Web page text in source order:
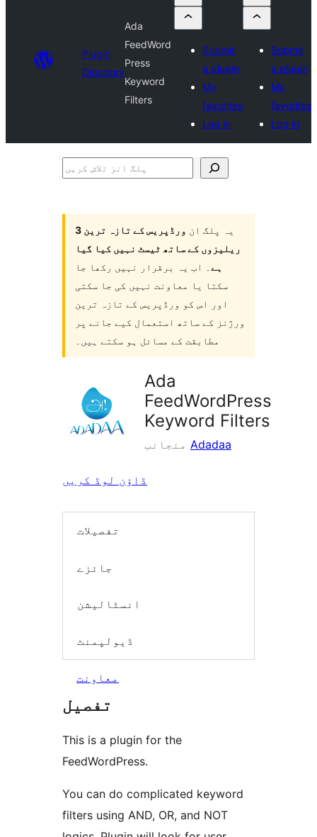
Plugin
Directory
Ada
FeedWord
Press
Keyword
Filters
Submit
a plugin
My
favorites
Log in
Submit
a plugin
My
favorites
Log in
پلگ
کریں
یہ پلگ ان
ورڈپریس کے تازہ ترین 3
ریلیزوں کے ساتھ ٹیسٹ نہیں کیا گیا
ہے ۔ اب یہ برقرار نہیں رکھا جا
سکتا یا معاونت نہیں کی جا سکتی
اور اس کو ورڈپریس کے تازہ ترین
ورژنز کے ساتھ استعمال کیے جانے پر
مطابقت کے مسائل ہو سکتے ہیں۔
Ada
FeedWordPress
Keyword Filters
Adadaa
ڈاؤن لوڈ کریں
تفصیلات
جائزے
انسٹالیشن
ڈیولپمنٹ
معاونت
تفصیل
This is a plugin for the
FeedWordPress.
You can do complicated keyword
filters using AND, OR, and NOT